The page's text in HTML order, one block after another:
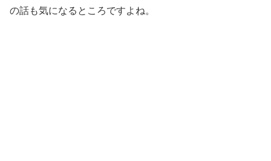
の話も気になるところですよね。